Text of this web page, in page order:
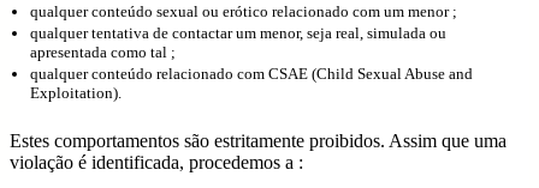
qualquer conteúdo sexual ou erótico relacionado com um menor ;
qualquer tentativa de contactar um menor, seja real, simulada ou
apresentada como tal ;
qualquer conteúdo relacionado com CSAE (Child Sexual Abuse and
Exploitation).
Estes comportamentos são estritamente proibidos. Assim que uma
violação é identificada, procedemos a :